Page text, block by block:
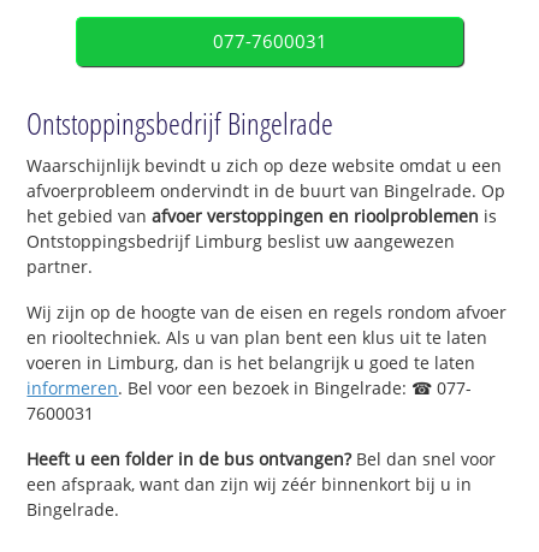
077-7600031
Ontstoppingsbedrijf Bingelrade
Waarschijnlijk bevindt u zich op deze website omdat u een
afvoerprobleem ondervindt in de buurt van Bingelrade. Op
het gebied vanafvoer verstoppingen en rioolproblemen is
Ontstoppingsbedrijf Limburg beslist uw aangewezen
partner.
Wij zijn op de hoogte van de eisen en regels rondom afvoer
en riooltechniek. Als u van plan bent een klus uit te laten
voeren in Limburg, dan is het belangrijk u goed te laten
informeren. Bel voor een bezoek in Bingelrade: ☎ 077-
7600031
Heeft u een folder in de bus ontvangen?Bel dan snel voor
een afspraak, want dan zijn wij zéér binnenkort bij u in
Bingelrade.